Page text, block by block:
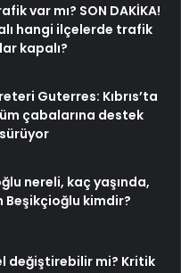
var mı? SON DAKİKA!
hangi ilçelerde trafik
kapalı?
Guterres: Kıbrıs’ta
çabalarına destek
sürüyor
nereli, kaç yaşında,
Beşikçioğlu kimdir?
değiştirebilir mi? Kritik